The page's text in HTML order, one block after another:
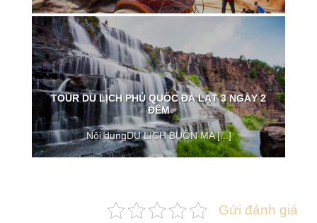
TOUR DU LỊCH PHÚ QUỐC ĐÀ LẠT 3 NGÀY 2
ĐÊM
Nội dungDU LỊCH BUÔN MA [...]
Gửi đánh giá